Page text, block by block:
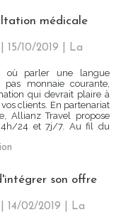
médicale
| 15/10/2019
La
où parler une langue
pas monnaie courante,
qui devrait plaire à
clients. En partenariat
Allianz Travel propose
24 et 7j/7. Au fil du
son offre
| 14/02/2019
La